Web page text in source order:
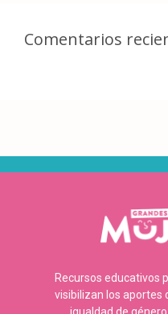
Comentarios
Recursos educativos
visibilizan los aportes
igualdad de